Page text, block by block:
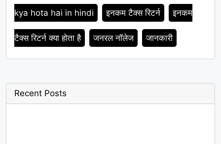
kya hota hai in hindi इनकम टैक्स रिटर्न इनकम
टैक्स रिटर्न क्या होता है जनरल नॉलेज जानकारी
Recent Posts